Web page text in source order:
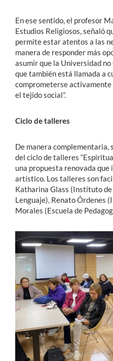
En ese sentido, el profesor
Estudios Religiosos, señaló
permite estar atentos a las
manera de responder más
asumir que la Universidad
que también está llamada a
comprometerse activamente
el tejido social”.
Ciclo de talleres
De manera complementaria,
del ciclo de talleres
una propuesta renovada
artístico. Los talleres son
Katharina Glass (Instituto
Lenguaje), Renato Órdenes
Morales (Escuela de